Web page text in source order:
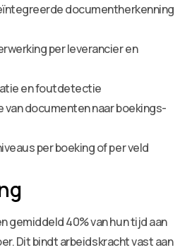
documentherkenning
per leverancier en
en foutdetectie
van documenten naar boekings-
per boeking of per veld
gemiddeld 40% van hun tijd aan
Dit bindt arbeidskracht vast aan